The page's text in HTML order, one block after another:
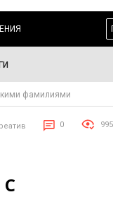
фамилиями
0 995